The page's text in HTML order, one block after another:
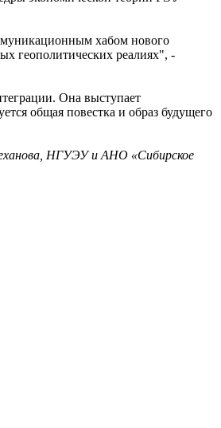
хабом нового
геополитических реалиях", -
Она выступает
общая повестка и образ будущего
НГУЭУ и АНО «Сибирское